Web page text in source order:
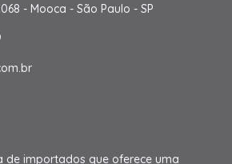
- Mooca - São Paulo - SP
de importados que oferece uma